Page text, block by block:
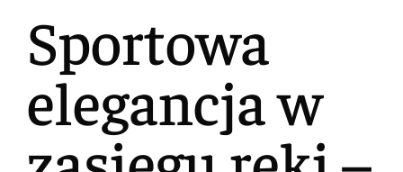
Sportowa
elegancja w